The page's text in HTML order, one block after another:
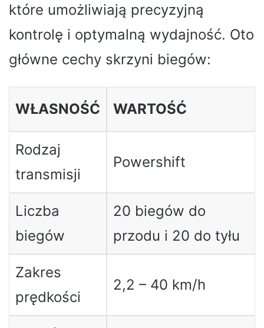
które umożliwiają precyzyjną
kontrolę i optymalną wydajność. Oto
główne cechy skrzyni biegów:
WŁASNOŚĆ WARTOŚĆ
Rodzaj
transmisji
Powershift
Liczba
biegów
20 biegów do
przodu i 20 do tyłu
Zakres
prędkości
2,2 – 40 km/h